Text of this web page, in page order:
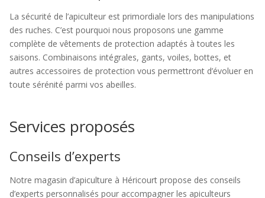
La sécurité de l’apiculteur est primordiale lors des manipulations
des ruches. C’est pourquoi nous proposons une gamme
complète de vêtements de protection adaptés à toutes les
saisons. Combinaisons intégrales, gants, voiles, bottes, et
autres accessoires de protection vous permettront d’évoluer en
toute sérénité parmi vos abeilles.
Services proposés
Conseils d’experts
Notre magasin d’apiculture à Héricourt propose des conseils
d’experts personnalisés pour accompagner les apiculteurs